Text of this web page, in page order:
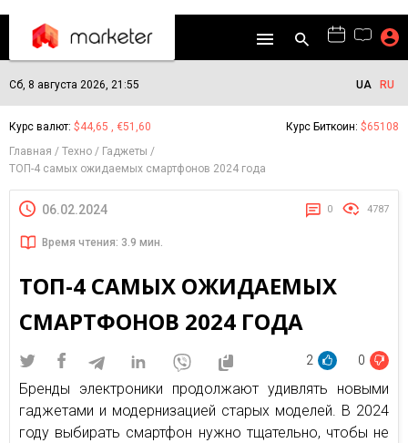
Сб, 8 августа 2026, 21:55 UA RU
Курс валют: $44,65 , €51,60 Курс Биткоин: $65108
Главная
Техно
Гаджеты
ТОП-4 самых ожидаемых смартфонов 2024 года
06.02.2024 0 4787
Время чтения: 3.9 мин.
ТОП-4 САМЫХ ОЖИДАЕМЫХ
СМАРТФОНОВ 2024 ГОДА
2 0
Бренды электроники продолжают удивлять новыми
гаджетами и модернизацией старых моделей. В 2024
году выбирать смартфон нужно тщательно, чтобы не